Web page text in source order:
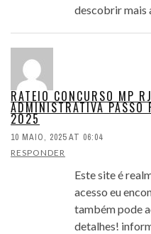
descobrir mais
RATEIO CONCURSO MP
ADMINISTRATIVA PASSO
2025
10 MAIO, 2025 AT 06:04
RESPONDER
Este site é
acesso eu
também pode
detalhes!